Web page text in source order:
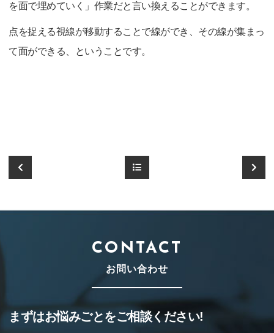
を面で埋めていく」作業だと言い換えることができます。
点を捉える視線が移動することで線ができ、その線が集まっ
て面ができる、ということです。
CONTACT
お問い合わせ
まずはお悩みごとをご相談ください!